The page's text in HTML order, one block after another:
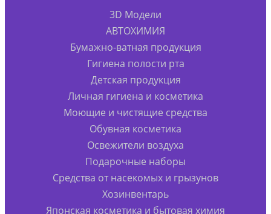
3D Модели
АВТОХИМИЯ
Бумажно-ватная продукция
Гигиена полости рта
Детская продукция
Личная гигиена и косметика
Моющие и чистящие средства
Обувная косметика
Освежители воздуха
Подарочные наборы
Средства от насекомых и грызунов
Хозинвентарь
Японская косметика и бытовая химия